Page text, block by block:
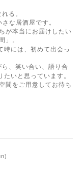
る。
な居酒屋です。
が本当にお届けしたい
」。
時には、初めて出会っ
、笑い合い、語り合
いと思っています。
間をご用意してお待ち